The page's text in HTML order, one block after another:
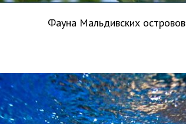
Фауна Мальдивских островов